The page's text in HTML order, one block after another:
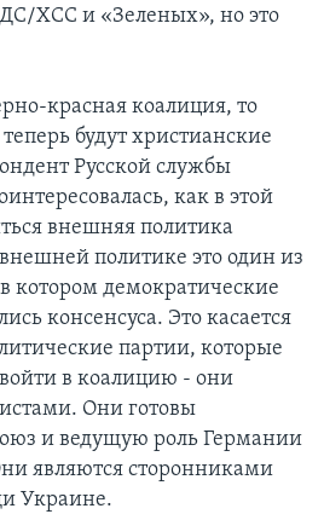
ХСС и «Зеленых», но это
красная коалиция, то
будут христианские
Русской службы
как в этой
внешняя политика
политике это один из
котором демократические
консенсуса. Это касается
партии, которые
в коалицию - они
Они готовы
и ведущую роль Германии
являются сторонниками
Украине.